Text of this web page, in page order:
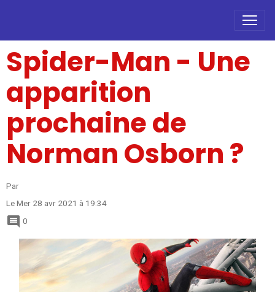
Spider-Man - Une
apparition
prochaine de
Norman Osborn ?
Par
Le Mer 28 avr 2021 à 19:34
0